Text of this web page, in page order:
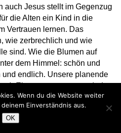
auch Jesus stellt im Gegenzug
die Alten ein Kind in die
Vertrauen lernen. Das
wie zerbrechlich und wie
sind. Wie die Blumen auf
dem Himmel: schön und
und endlich. Unsere planende
Eigenverantwortung sind
Vertrauen nicht ersetzen –
nicht das Vertrauen in andere
wir dürfen – damit leben,
Wenn du die Website weiter
Einverständnis aus.
OK